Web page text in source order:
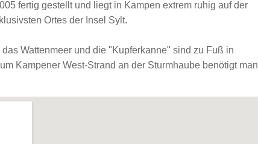
fertig gestellt und liegt in Kampen extrem ruhig auf der
Ortes der Insel Sylt.
Wattenmeer und die "Kupferkanne" sind zu Fuß in
Kampener West-Strand an der Sturmhaube benötigt man